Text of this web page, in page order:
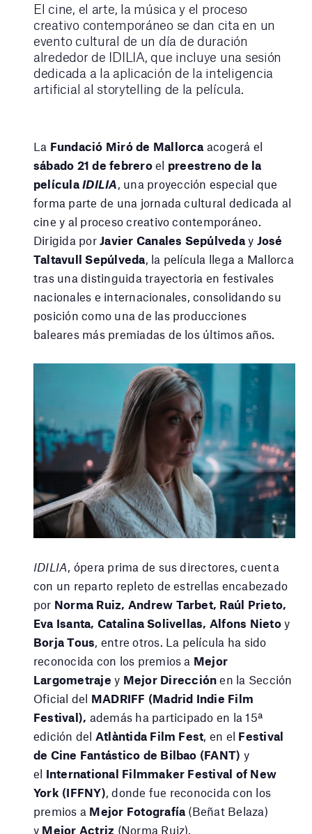
El cine, el arte, la música y el proceso
creativo contemporáneo se dan cita en un
evento cultural de un día de duración
alrededor de IDILIA, que incluye una sesión
dedicada a la aplicación de la inteligencia
artificial al storytelling de la película.
La Fundació Miró de Mallorca acogerá el
sábado 21 de febreroel preestreno de la
películaIDILIA, una proyección especial que
forma parte de una jornada cultural dedicada al
cine y al proceso creativo contemporáneo.
Dirigida porJavier Canales Sepúlveday José
Taltavull Sepúlveda, la película llega a Mallorca
tras una distinguida trayectoria en festivales
nacionales e internacionales, consolidando su
posición como una de las producciones
baleares más premiadas de los últimos años.
IDILIA , ópera prima de sus directores, cuenta
con un reparto repleto de estrellas encabezado
por Norma Ruiz, Andrew Tarbet, Raúl Prieto,
Eva Isanta, Catalina Solivellas, Alfons Nietoy
Borja Tous , entre otros. La película ha sido
reconocida con los premios a Mejor
Largometraje y Mejor Dirección en la Sección
Oficial del MADRIFF (Madrid Indie Film
Festival), además ha participado en la 15ª
edición del Atlàntida Film Fest , en el Festival
de Cine Fantástico de Bilbao (FANT) y
el International Filmmaker Festival of New
York (IFFNY) , donde fue reconocida con los
premios a Mejor Fotografía (Beñat Belaza)
y Mejor Actriz (Norma Ruiz).